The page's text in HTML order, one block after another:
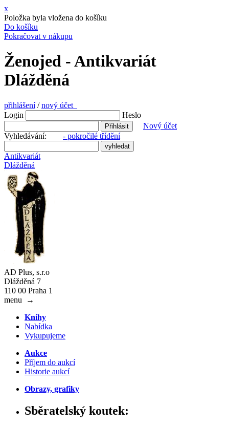
x
Položka byla vložena do košíku
Do košíku
Pokračovat v nákupu
Ženojed - Antikvariát
Dlážděná
přihlášení/nový účet
Login
Heslo
Nový účet
Vyhledávání: - pokročilé třídění
Antikvariát
Dlážděná
AD Plus, s.r.o
Dlážděná 7
110 00 Praha 1
menu
→
Knihy
Nabídka
Vykupujeme
Aukce
Příjem do aukcí
Historie aukcí
Obrazy, grafiky
Sběratelský koutek: